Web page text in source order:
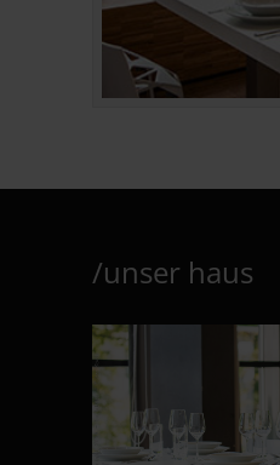
/unser haus